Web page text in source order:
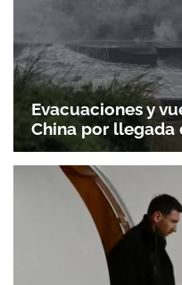
Evacuaciones y
China por